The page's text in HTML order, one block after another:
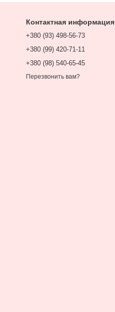
Контактная информация
+380 (93) 498-56-73
+380 (99) 420-71-11
+380 (98) 540-65-45
Перезвонить вам?